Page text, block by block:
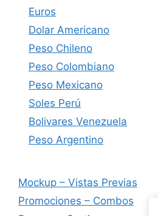
Euros
Dolar Americano
Peso Chileno
Peso Colombiano
Peso Mexicano
Soles Perú
Bolivares Venezuela
Peso Argentino
Mockup – Vistas Previas
Promociones – Combos